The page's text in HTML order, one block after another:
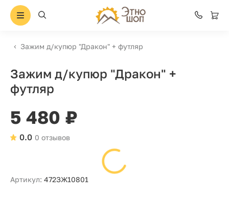
Зажим д/купюр "Дракон" + футляр
Зажим д/купюр "Дракон" +
футляр
5 480 ₽
0 отзывов
0.0
Артикул: 472ЗЖ10801